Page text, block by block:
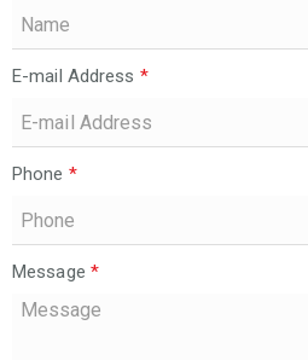
E-mail Address *
Phone *
Message *